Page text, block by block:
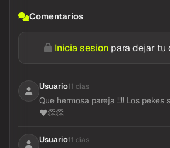
Comentarios
Inicia sesion para dejar tu
Usuario11 dias
Que hermosa pareja !!!! Los
❤👏👏
Usuario11 dias